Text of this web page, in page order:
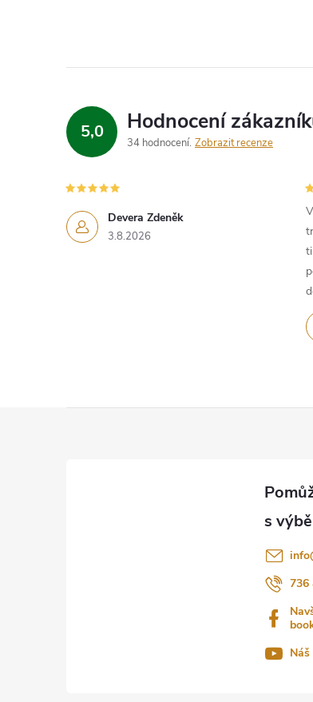
5,0 Hodnocení
34 hodnocení Zobrazit recenze
Devera Zdeněk
3.8.2026
info
736